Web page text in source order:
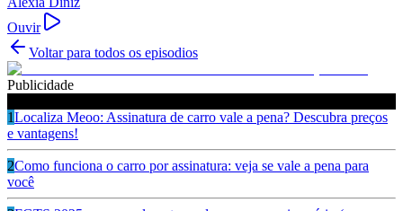
Ouvir
Voltar para todos os episodios
Publicidade
1Localiza Meoo: Assinatura de carro vale a pena? Descubra preços
e vantagens!
2Como funciona o carro por assinatura: veja se vale a pena para
você